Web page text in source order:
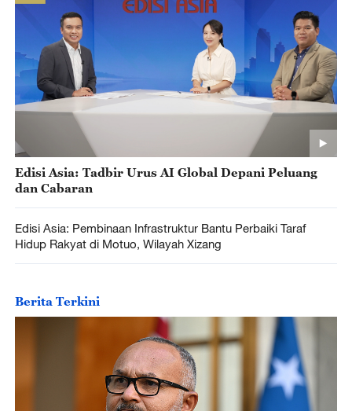
Edisi Asia: Tadbir Urus AI Global Depani Peluang
dan Cabaran
Edisi Asia: Pembinaan Infrastruktur Bantu Perbaiki Taraf
Hidup Rakyat di Motuo, Wilayah Xizang
Berita Terkini